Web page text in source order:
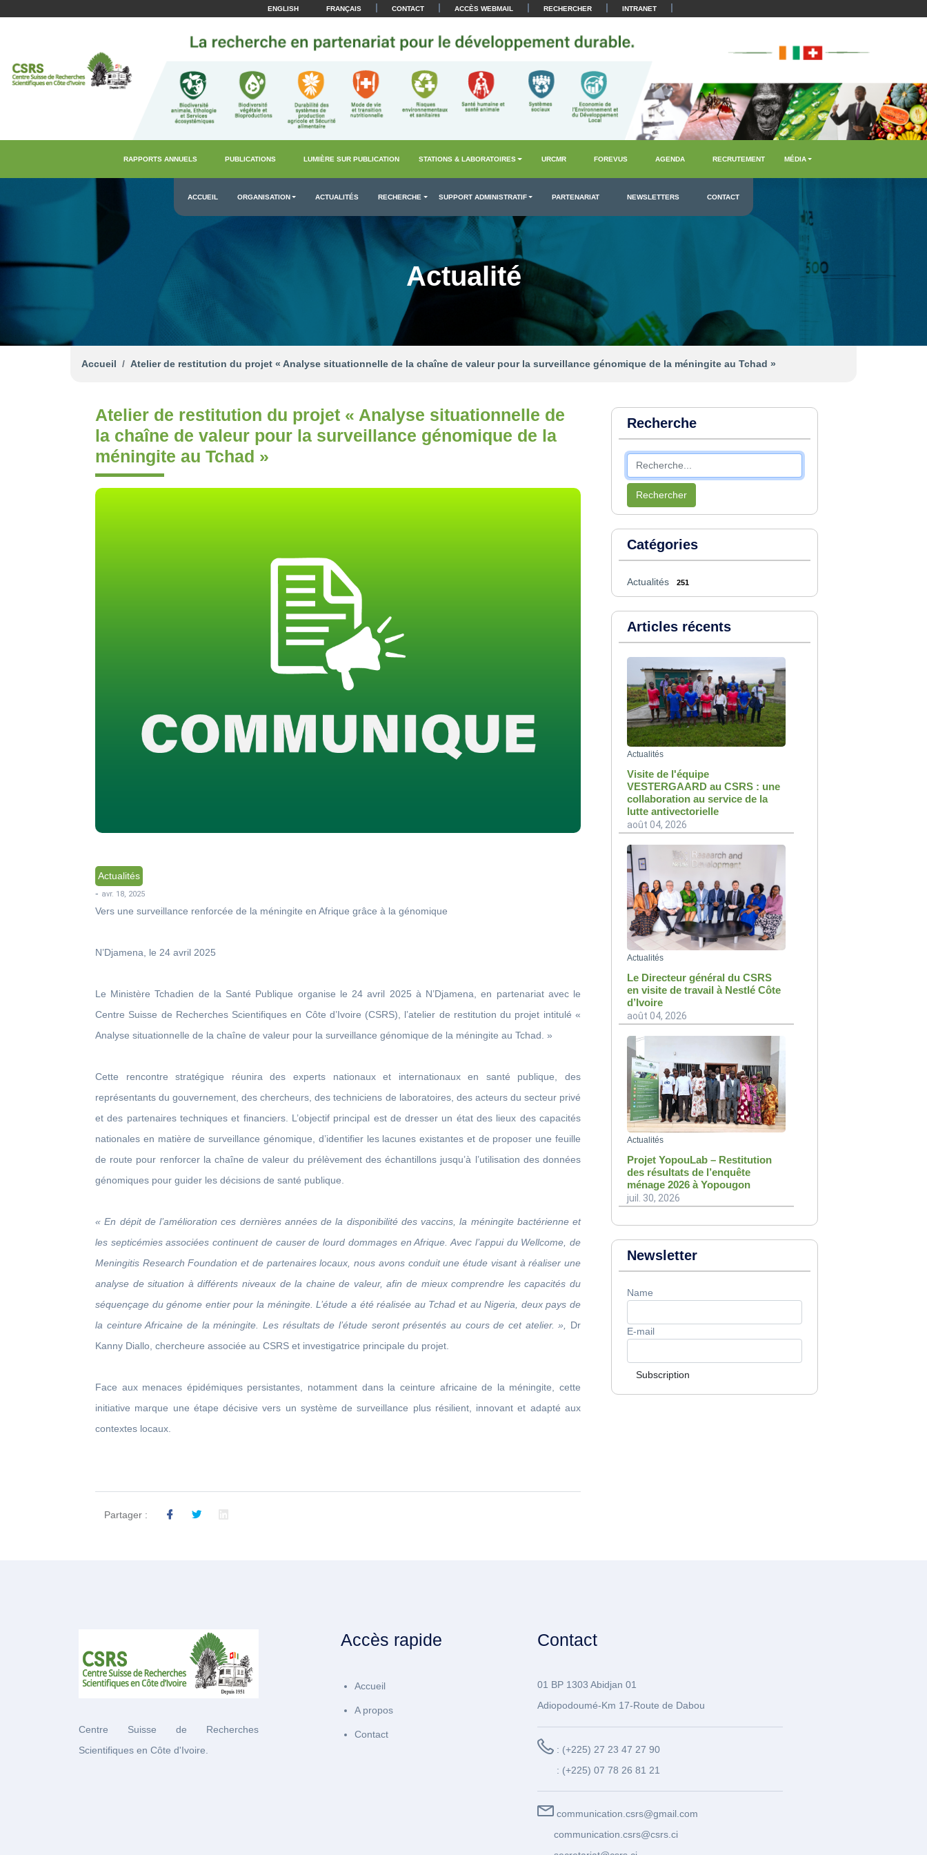
ENGLISH FRANÇAIS | CONTACT | ACCÈS WEBMAIL | RECHERCHER | INTRANET |
RAPPORTS ANNUELS PUBLICATIONS LUMIÈRE SUR PUBLICATION STATIONS & LABORATOIRES URCMR FOREVUS AGENDA RECRUTEMENT MÉDIA
ACCUEIL ORGANISATION ACTUALITÉS RECHERCHE SUPPORT ADMINISTRATIF PARTENARIAT NEWSLETTERS CONTACT
Actualité
Accueil Atelier de restitution du projet « Analyse situationnelle de la chaîne de valeur pour la surveillance génomique de la méningite au Tchad »
Atelier de restitution du projet « Analyse situationnelle de
la chaîne de valeur pour la surveillance génomique de la
méningite au Tchad »
Actualités
- avr. 18, 2025
Vers une surveillance renforcée de la méningite en Afrique grâce à la génomique
N’Djamena, le 24 avril 2025
Le Ministère Tchadien de la Santé Publique organise le 24 avril 2025 à N’Djamena, en partenariat avec le
Centre Suisse de Recherches Scientifiques en Côte d’Ivoire (CSRS), l’atelier de restitution du projet intitulé «
Analyse situationnelle de la chaîne de valeur pour la surveillance génomique de la méningite au Tchad. »
Cette rencontre stratégique réunira des experts nationaux et internationaux en santé publique, des
représentants du gouvernement, des chercheurs, des techniciens de laboratoires, des acteurs du secteur privé
et des partenaires techniques et financiers. L’objectif principal est de dresser un état des lieux des capacités
nationales en matière de surveillance génomique, d’identifier les lacunes existantes et de proposer une feuille
de route pour renforcer la chaîne de valeur du prélèvement des échantillons jusqu’à l’utilisation des données
génomiques pour guider les décisions de santé publique.
« En dépit de l’amélioration ces dernières années de la disponibilité des vaccins, la méningite bactérienne et
les septicémies associées continuent de causer de lourd dommages en Afrique. Avec l’appui du Wellcome, de
Meningitis Research Foundation et de partenaires locaux, nous avons conduit une étude visant à réaliser une
analyse de situation à différents niveaux de la chaine de valeur, afin de mieux comprendre les capacités du
séquençage du génome entier pour la méningite. L’étude a été réalisée au Tchad et au Nigeria, deux pays de
la ceinture Africaine de la méningite. Les résultats de l’étude seront présentés au cours de cet atelier. », Dr
Kanny Diallo, chercheure associée au CSRS et investigatrice principale du projet.
Face aux menaces épidémiques persistantes, notamment dans la ceinture africaine de la méningite, cette
initiative marque une étape décisive vers un système de surveillance plus résilient, innovant et adapté aux
contextes locaux.
Partager :
Recherche
Rechercher
Catégories
Actualités 251
Articles récents
Actualités
Visite de l'équipe
VESTERGAARD au CSRS : une
collaboration au service de la
lutte antivectorielle
août 04, 2026
Actualités
Le Directeur général du CSRS
en visite de travail à Nestlé Côte
d’Ivoire
août 04, 2026
Actualités
Projet YopouLab – Restitution
des résultats de l’enquête
ménage 2026 à Yopougon
juil. 30, 2026
Newsletter
Name
E-mail
Subscription
Centre Suisse de Recherches
Scientifiques en Côte d'Ivoire.
Accès rapide
Accueil
A propos
Contact
Contact
01 BP 1303 Abidjan 01
Adiopodoumé-Km 17-Route de Dabou
: (+225) 27 23 47 27 90
: (+225) 07 78 26 81 21
communication.csrs@gmail.com
communication.csrs@csrs.ci